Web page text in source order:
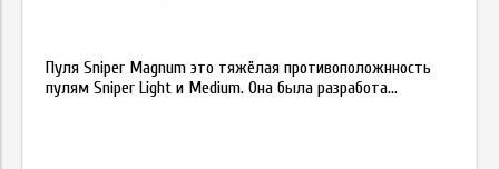
Пуля Sniper Magnum это тяжёлая противоположнность
пулям Sniper Light и Medium. Она была разработа...